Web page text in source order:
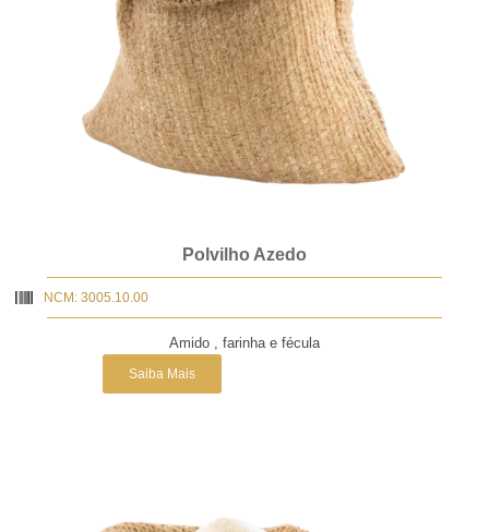
Polvilho Azedo
NCM: 3005.10.00
Amido , farinha e fécula
Saiba Mais